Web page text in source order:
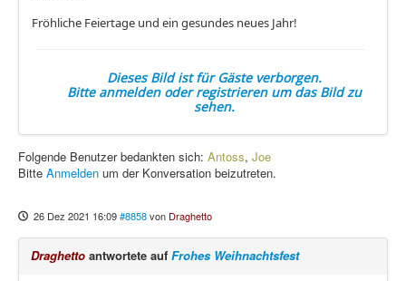
Fröhliche Feiertage und ein gesundes neues Jahr!
Dieses Bild ist für Gäste verborgen.
Bitte anmelden oder registrieren um das Bild zu
sehen.
Folgende Benutzer bedankten sich: Antoss, Joe
Bitte Anmelden um der Konversation beizutreten.
26 Dez 2021 16:09#8858von Draghetto
Draghetto antwortete auf Frohes Weihnachtsfest